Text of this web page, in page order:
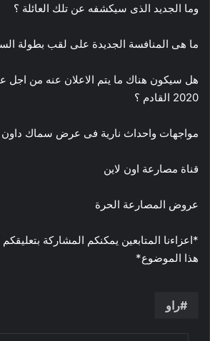
وما الجديد الذى سيكشفه عن تلك العائلة ؟
ما هى المنافسة الجديدة على لقب بطولة
هل سيكون هناك ما يتم الاعلان عنه من
2020 القادم ؟
مواجهات واحداث نارية فى عرض سماك داون
قناة مصارعة اون لاين
عروض المصارعة الحرة
*اعزاءنا المتابعين يمكنكم المشاركة
هذا الموضوع*
راو